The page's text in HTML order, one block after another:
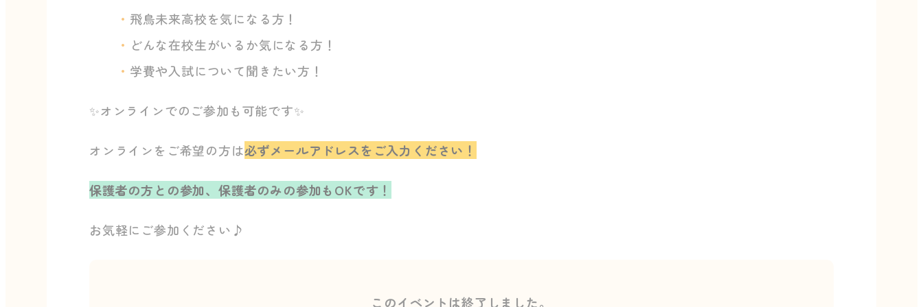
飛鳥未来高校を気になる方！
どんな在校生がいるか気になる方！
学費や入試について聞きたい方！
✨オンラインでのご参加も可能です✨
オンラインをご希望の方は必ずメールアドレスをご入力ください！
保護者の方との参加、保護者のみの参加もOKです！
お気軽にご参加ください♪
このイベントは終了しました。